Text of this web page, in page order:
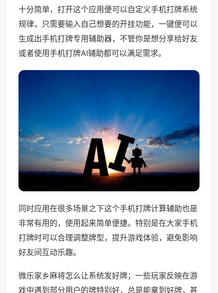
十分简单，打开这个应用便可以自定义手机打牌系统
规律，只需要输入自己想要的开挂功能，一键便可以
生成出手机打牌专用辅助器，不管你是想分享给好友
或者使用手机打牌AI辅助都可以满足需求。
同时应用在很多场景之下这个手机打牌计算辅助也是
非常有用的，使用起来简单便捷。特别是在大家手机
打牌时可以合理调整牌型，提升游戏体验，避免影响
好友间互动乐趣。
微乐家乡麻将怎么让系统发好牌；一些玩家反映在游
戏中遇到部分用户的牌特别好，总是能拿到好牌，甚